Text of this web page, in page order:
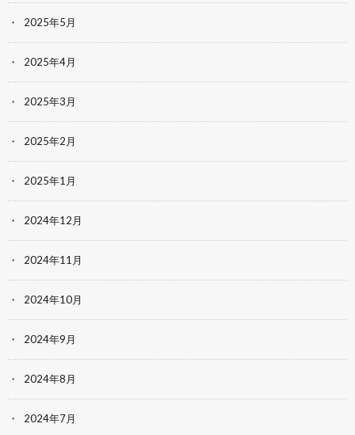
2025年5月
2025年4月
2025年3月
2025年2月
2025年1月
2024年12月
2024年11月
2024年10月
2024年9月
2024年8月
2024年7月